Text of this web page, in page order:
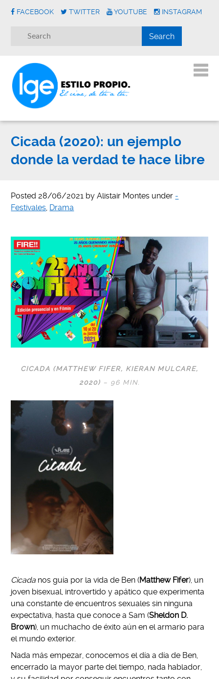
FACEBOOK TWITTER YOUTUBE INSTAGRAM
Cicada (2020): un ejemplo
donde la verdad te hace libre
Posted28/06/2021 byAlistair Montes under -
Festivales, Drama
CICADA (MATTHEW FIFER, KIERAN MULCARE,
2020) – 96 MIN.
Cicada nos guía por la vida de Ben (Matthew Fifer), un
joven bisexual, introvertido y apático que experimenta
una constante de encuentros sexuales sin ninguna
expectativa, hasta que conoce a Sam (Sheldon D.
Brown), un muchacho de éxito aún en el armario para
el mundo exterior.
Nada más empezar, conocemos el día a día de Ben,
encerrado la mayor parte del tiempo, nada hablador,